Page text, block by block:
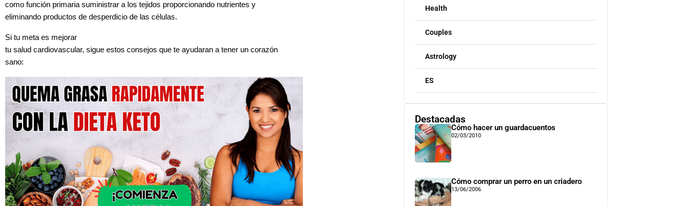
como función primaria suministrar a los tejidos proporcionando nutrientes y
eliminando productos de desperdicio de las células.
Si tu meta es mejorar
tu salud cardiovascular, sigue estos consejos que te ayudaran a tener un corazón
sano:
Health
Couples
Astrology
ES
Destacadas
Cómo hacer un guardacuentos
02/03/2010
Cómo comprar un perro en un criadero
13/06/2006